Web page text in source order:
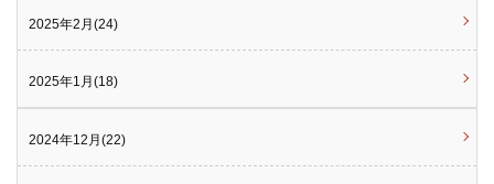
2025年2月(24)
2025年1月(18)
2024年12月(22)